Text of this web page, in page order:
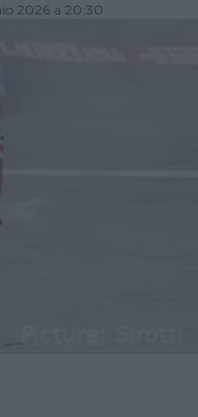
2026 a 20:30